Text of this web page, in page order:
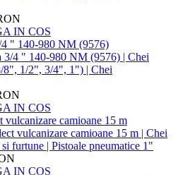
IN COS
" 140-980 NM (9576)
IN COS
vulcanizare camioane 15 m
IN COS